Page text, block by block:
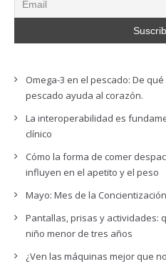
Omega-3 en el pescado: De
pescado ayuda al corazón.
La interoperabilidad es
clínico
Cómo la forma de comer
influyen en el apetito y el peso
Mayo: Mes de la
Pantallas, prisas y actividades:
niño menor de tres años
¿Ven las máquinas mejor que